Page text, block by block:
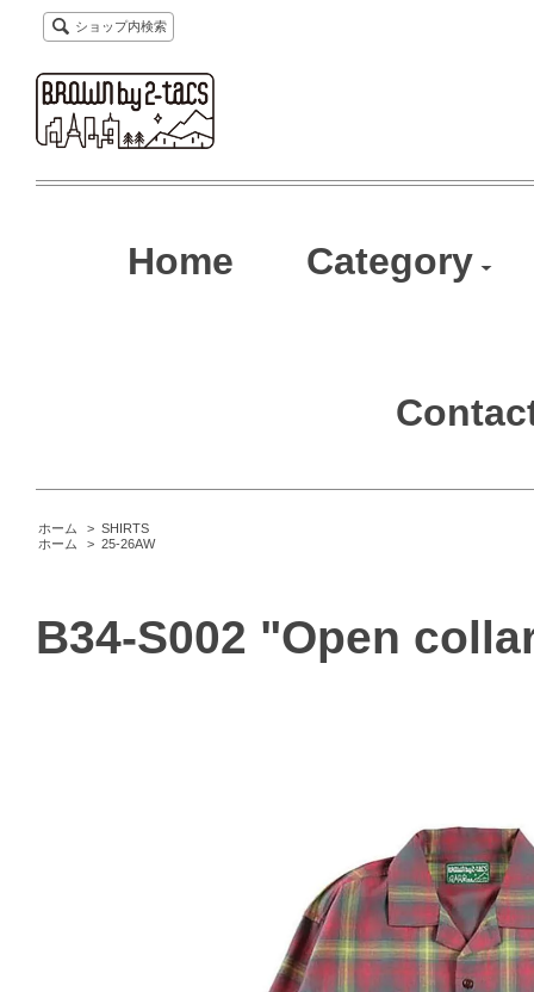
ショップ内検索
Home Category
ホーム > SHIRTS
ホーム
> 25-26AW
B34-S002 "Open